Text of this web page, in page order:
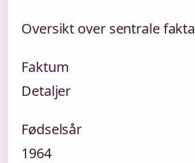
Oversikt over sentrale fakta
Faktum
Detaljer
Fødselsår
1964